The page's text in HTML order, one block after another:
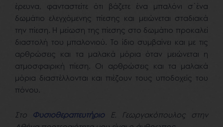
έρευνα, φανταστείτε ότι βάζετε ένα μπαλόνι σ΄ένα
δωμάτιο ελεγχόμενης πίεσης και μειώνεται σταδιακά
την πίεση. Η μείωση της πίεσης στο δωμάτιο προκαλεί
διαστολή του μπαλονιού. Το ίδιο συμβαίνει και με τις
αρθρώσεις και τα μαλακά μόρια όταν μειώνεται η
ατμοσφαιρική πίεση. Οι αρθρώσεις και τα μαλακά
μόρια διαστέλλονται και πιέζουν τους υποδοχείς του
πόνου.
Στο Φυσιοθεραπευτήριο
Ε. Γεωργακόπουλος στην